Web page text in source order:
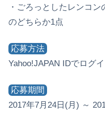
・ごろっとしたレンコ
のどちらか1点
応募方法
Yahoo!JAPAN IDでログ
応募期間
2017年7月24日(月) ～